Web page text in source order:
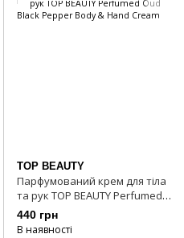
TOP BEAUTY
Парфумований крем для тіла
та рук TOP BEAUTY Perfumed
Oud Black Pepper Body & Hand
Cream
440 грн
В наявності